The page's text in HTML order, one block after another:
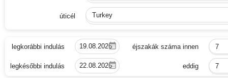
úticél Turkey
legkorábbi indulás éjszakák száma innen 7
legkésőbbi indulás eddig 7